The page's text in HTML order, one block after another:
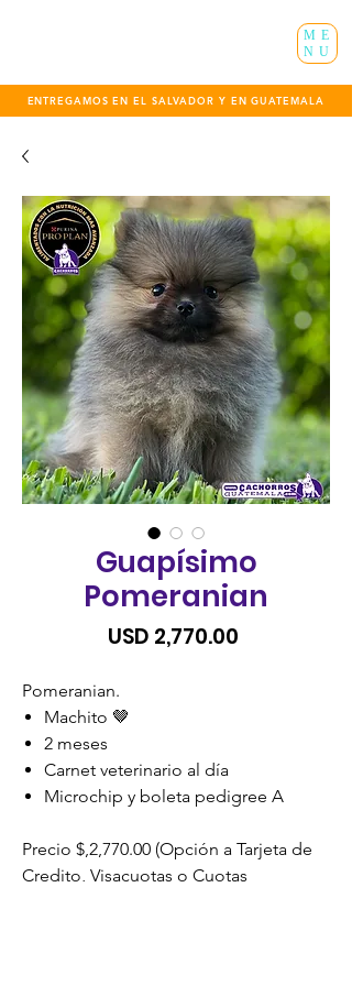
ENTREGAMOS EN EL SALVADOR Y EN GUATEMALA
ME
NU
Guapísimo
Pomeranian
USD 2,770.00
Pomeranian.
Machito 🤎
2 meses
Carnet veterinario al día
Microchip y boleta pedigree A
Precio $,2,770.00 (Opción a Tarjeta de
Credito, Visacuotas o Cuotas